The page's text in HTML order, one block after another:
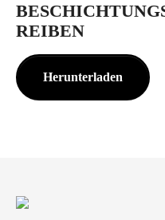
REIBEN
Herunterladen